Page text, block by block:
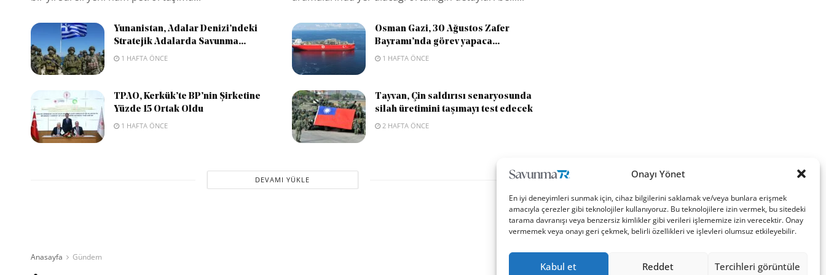
Onayı Yönet
En iyi deneyimleri sunmak için, cihaz bilgilerini saklamak ve/veya bunlara erişmek
amacıyla çerezler gibi teknolojiler kullanıyoruz. Bu teknolojilere izin vermek, bu sitedeki
tarama davranışı veya benzersiz kimlikler gibi verileri işlememize izin verecektir. Onay
vermemek veya onayı geri çekmek, belirli özellikleri ve işlevleri olumsuz etkileyebilir.
Kabul et Reddet Tercihleri görüntüle
Yunanistan, Adalar Denizi’ndeki
Stratejik Adalarda Savunma...
1 HAFTA ÖNCE
Osman Gazi, 30 Ağustos Zafer
Bayramı’nda görev yapaca...
1 HAFTA ÖNCE
TPAO, Kerkük’te BP’nin Şirketine
Yüzde 15 Ortak Oldu
1 HAFTA ÖNCE
Tayvan, Çin saldırısı senaryosunda
silah üretimini taşımayı test edecek
2 HAFTA ÖNCE
DEVAMI YÜKLE
Anasayfa Gündem